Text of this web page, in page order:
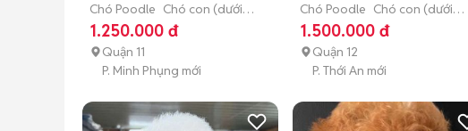
Chó Poodle Chó con (dưới 3
tháng tuổi)
1.250.000 đ
Quận 11
P. Minh Phụng mới
Chó Poodle Chó con (dưới 3
tháng tuổi)
1.500.000 đ
Quận 12
P. Thới An mới